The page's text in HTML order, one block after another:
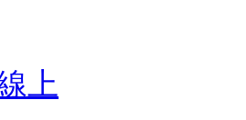
上